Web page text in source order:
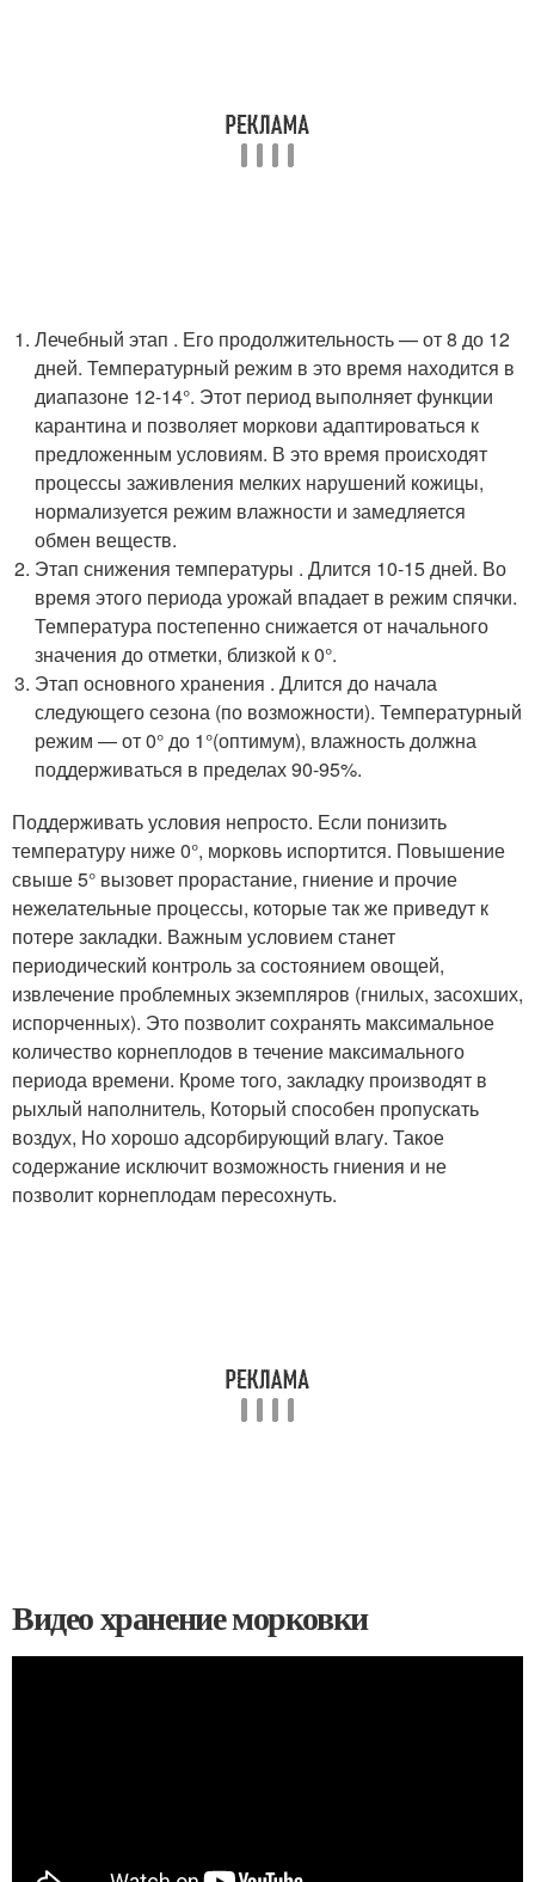
Лечебный этап . Его продолжительность — от 8 до 12
дней. Температурный режим в это время находится в
диапазоне 12-14°. Этот период выполняет функции
карантина и позволяет моркови адаптироваться к
предложенным условиям. В это время происходят
процессы заживления мелких нарушений кожицы,
нормализуется режим влажности и замедляется
обмен веществ.
Этап снижения температуры . Длится 10-15 дней. Во
время этого периода урожай впадает в режим спячки.
Температура постепенно снижается от начального
значения до отметки, близкой к 0°.
Этап основного хранения . Длится до начала
следующего сезона (по возможности). Температурный
режим — от 0° до 1°(оптимум), влажность должна
поддерживаться в пределах 90-95%.
Поддерживать условия непросто. Если понизить
температуру ниже 0°, морковь испортится. Повышение
свыше 5° вызовет прорастание, гниение и прочие
нежелательные процессы, которые так же приведут к
потере закладки. Важным условием станет
периодический контроль за состоянием овощей,
извлечение проблемных экземпляров (гнилых, засохших,
испорченных). Это позволит сохранять максимальное
количество корнеплодов в течение максимального
периода времени. Кроме того, закладку производят в
рыхлый наполнитель, Который способен пропускать
воздух, Но хорошо адсорбирующий влагу. Такое
содержание исключит возможность гниения и не
позволит корнеплодам пересохнуть.
Видео хранение морковки